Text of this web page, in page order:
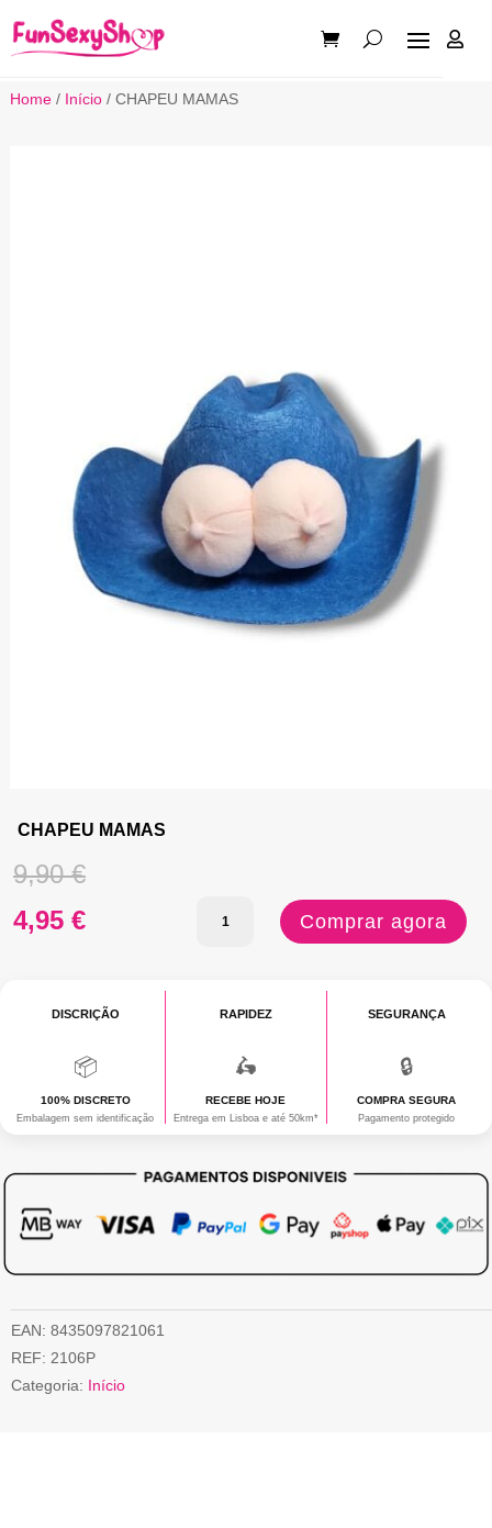

Home/ Início/ CHAPEU MAMAS
CHAPEU MAMAS
9,90€O
preço
era:
9,90 €.
4,95 €O
atual
é:
4,95 €.
Quantidade
MAMAS
Comprar agora
DISCRIÇÃO
📦
100% DISCRETO
Embalagem sem identificação
RAPIDEZ
🛵
RECEBE HOJE
Entrega em Lisboa e até 50km*
SEGURANÇA
🔒
COMPRA SEGURA
Pagamento protegido
EAN: 8435097821061
REF: 2106P
Categoria: Início